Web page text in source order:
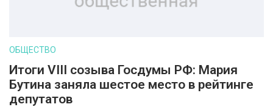
ОБЩЕСТВО
Итоги VIII созыва Госдумы РФ: Мария
Бутина заняла шестое место в рейтинге
депутатов